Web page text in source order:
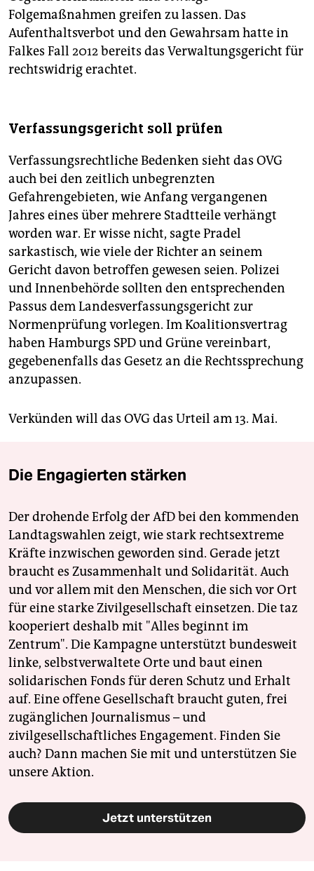
Folgemaßnahmen greifen zu lassen. Das
Aufenthaltsverbot und den Gewahrsam hatte in
Falkes Fall 2012 bereits das Verwaltungsgericht für
rechtswidrig erachtet.
Verfassungsgericht soll prüfen
Verfassungsrechtliche Bedenken sieht das OVG
auch bei den zeitlich unbegrenzten
Gefahrengebieten, wie Anfang vergangenen
Jahres eines über mehrere Stadtteile verhängt
worden war. Er wisse nicht, sagte Pradel
sarkastisch, wie viele der Richter an seinem
Gericht davon betroffen gewesen seien. Polizei
und Innenbehörde sollten den entsprechenden
Passus dem Landesverfassungsgericht zur
Normenprüfung vorlegen. Im Koalitionsvertrag
haben Hamburgs SPD und Grüne vereinbart,
gegebenenfalls das Gesetz an die Rechtssprechung
anzupassen.
Verkünden will das OVG das Urteil am 13. Mai.
Die Engagierten stärken
Der drohende Erfolg der AfD bei den kommenden
Landtagswahlen zeigt, wie stark rechtsextreme
Kräfte inzwischen geworden sind. Gerade jetzt
braucht es Zusammenhalt und Solidarität. Auch
und vor allem mit den Menschen, die sich vor Ort
für eine starke Zivilgesellschaft einsetzen. Die taz
kooperiert deshalb mit "Alles beginnt im
Zentrum". Die Kampagne unterstützt bundesweit
linke, selbstverwaltete Orte und baut einen
solidarischen Fonds für deren Schutz und Erhalt
auf. Eine offene Gesellschaft braucht guten, frei
zugänglichen Journalismus – und
zivilgesellschaftliches Engagement. Finden Sie
auch? Dann machen Sie mit und unterstützen Sie
unsere Aktion.
Jetzt unterstützen